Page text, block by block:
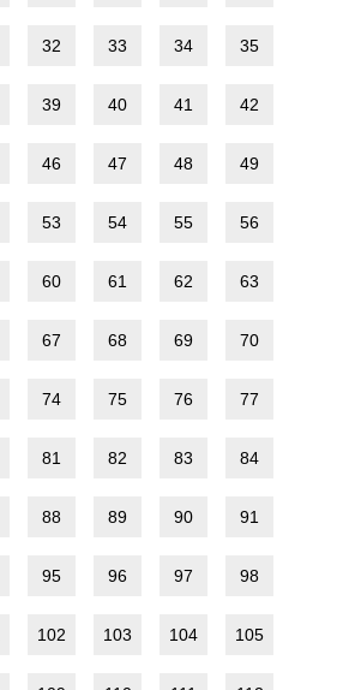
32 33 34 35
39 40 41 42
46 47 48 49
53 54 55 56
60 61 62 63
67 68 69 70
74 75 76 77
81 82 83 84
88 89 90 91
95 96 97 98
102 103 104 105